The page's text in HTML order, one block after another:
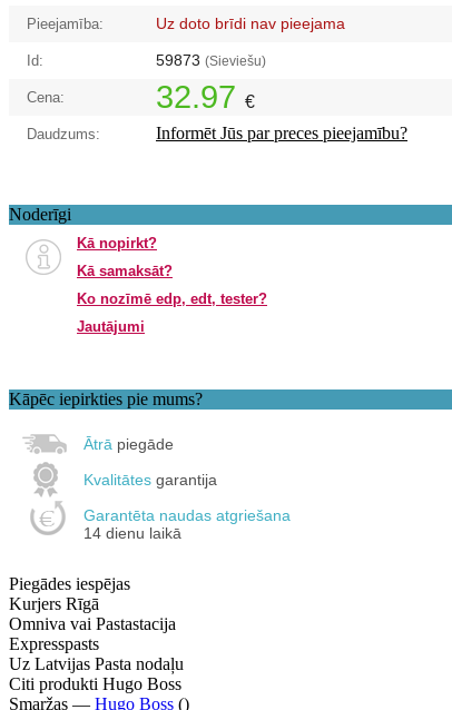
Pieejamība: Uz doto brīdi nav pieejama
Id: 59873 (Sieviešu)
Cena: 32.97 €
Daudzums: Informēt Jūs par preces pieejamību?
Noderīgi
Kā nopirkt?
Kā samaksāt?
Ko nozīmē edp, edt, tester?
Jautājumi
Kāpēc iepirkties pie mums?
Ātrā piegāde
Kvalitātes garantija
Garantēta naudas atgriešana
14 dienu laikā
Piegādes iespējas
Kurjers Rīgā
Omniva vai Pastastacija
Expresspasts
Uz Latvijas Pasta nodaļu
Citi produkti Hugo Boss
Smaržas — Hugo Boss ()